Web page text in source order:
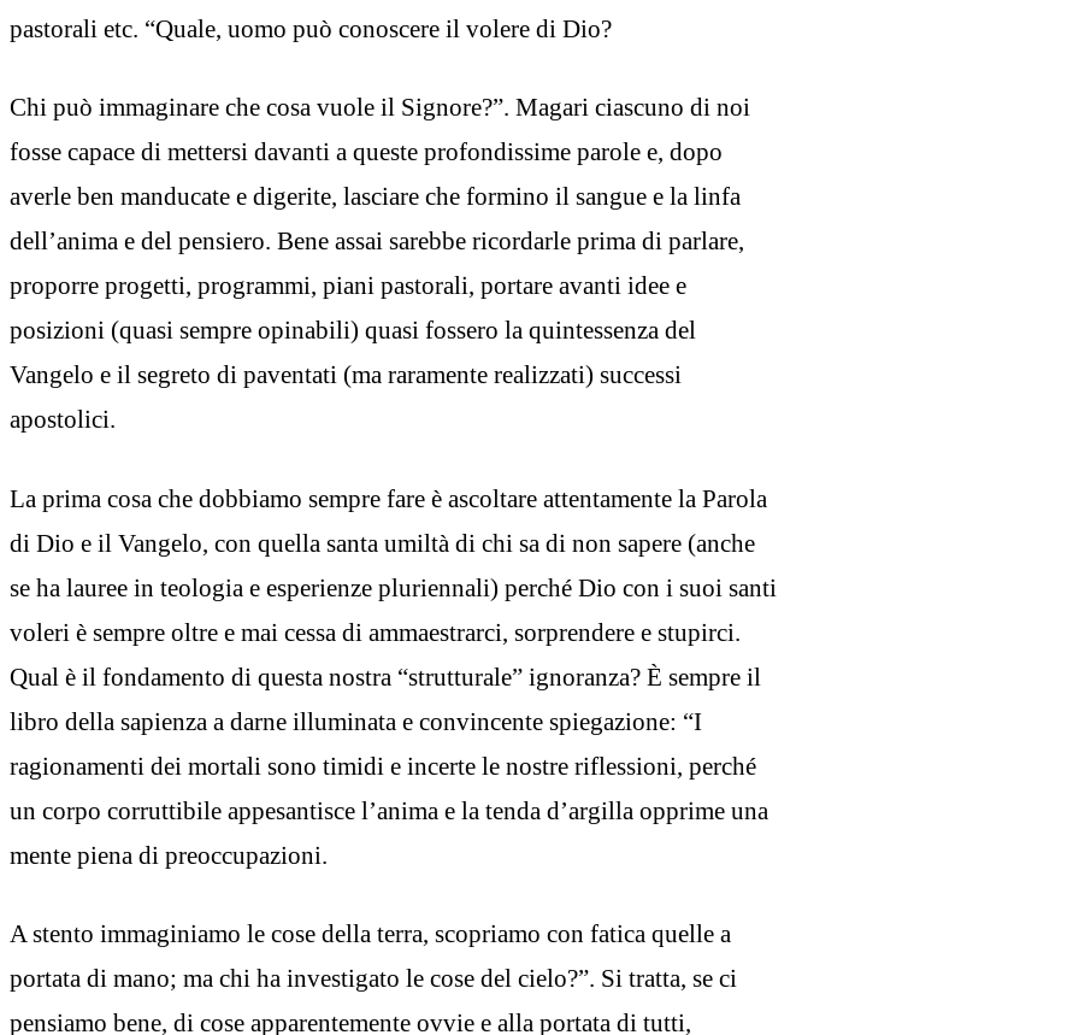
pastorali etc. “Quale, uomo può conoscere il volere di Dio?
Chi può immaginare che cosa vuole il Signore?”. Magari ciascuno di noi
fosse capace di mettersi davanti a queste profondissime parole e, dopo
averle ben manducate e digerite, lasciare che formino il sangue e la linfa
dell’anima e del pensiero. Bene assai sarebbe ricordarle prima di parlare,
proporre progetti, programmi, piani pastorali, portare avanti idee e
posizioni (quasi sempre opinabili) quasi fossero la quintessenza del
Vangelo e il segreto di paventati (ma raramente realizzati) successi
apostolici.
La prima cosa che dobbiamo sempre fare è ascoltare attentamente la Parola
di Dio e il Vangelo, con quella santa umiltà di chi sa di non sapere (anche
se ha lauree in teologia e esperienze pluriennali) perché Dio con i suoi santi
voleri è sempre oltre e mai cessa di ammaestrarci, sorprendere e stupirci.
Qual è il fondamento di questa nostra “strutturale” ignoranza? È sempre il
libro della sapienza a darne illuminata e convincente spiegazione: “I
ragionamenti dei mortali sono timidi e incerte le nostre riflessioni, perché
un corpo corruttibile appesantisce l’anima e la tenda d’argilla opprime una
mente piena di preoccupazioni.
A stento immaginiamo le cose della terra, scopriamo con fatica quelle a
portata di mano; ma chi ha investigato le cose del cielo?”. Si tratta, se ci
pensiamo bene, di cose apparentemente ovvie e alla portata di tutti,